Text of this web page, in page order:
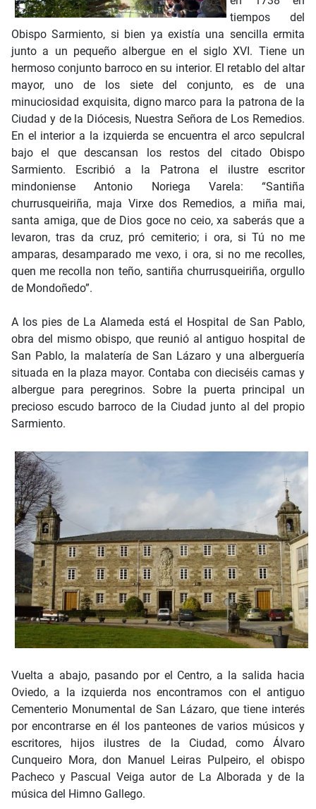
tiempos del
Obispo Sarmiento, si bien ya existía una sencilla ermita
junto a un pequeño albergue en el siglo XVI. Tiene un
hermoso conjunto barroco en su interior. El retablo del altar
mayor, uno de los siete del conjunto, es de una
minuciosidad exquisita, digno marco para la patrona de la
Ciudad y de la Diócesis, Nuestra Señora de Los Remedios.
En el interior a la izquierda se encuentra el arco sepulcral
bajo el que descansan los restos del citado Obispo
Sarmiento. Escribió a la Patrona el ilustre escritor
mindoniense Antonio Noriega Varela: “Santiña
churrusqueiriña, maja Virxe dos Remedios, a miña mai,
santa amiga, que de Dios goce no ceio, xa saberás que a
levaron, tras da cruz, pró cemiterio; i ora, si Tú no me
amparas, desamparado me vexo, i ora, si no me recolles,
quen me recolla non teño, santiña churrusqueiriña, orgullo
de Mondoñedo”.
A los pies de La Alameda está el Hospital de San Pablo,
obra del mismo obispo, que reunió al antiguo hospital de
San Pablo, la malatería de San Lázaro y una alberguería
situada en la plaza mayor. Contaba con dieciséis camas y
albergue para peregrinos. Sobre la puerta principal un
precioso escudo barroco de la Ciudad junto al del propio
Sarmiento.
Vuelta a abajo, pasando por el Centro, a la salida hacia
Oviedo, a la izquierda nos encontramos con el antiguo
Cementerio Monumental de San Lázaro, que tiene interés
por encontrarse en él los panteones de varios músicos y
escritores, hijos ilustres de la Ciudad, como Álvaro
Cunqueiro Mora, don Manuel Leiras Pulpeiro, el obispo
Pacheco y Pascual Veiga autor de La Alborada y de la
música del Himno Gallego.